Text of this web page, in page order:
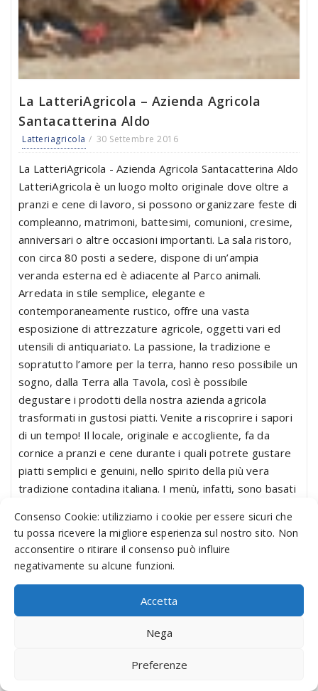
Consenso Cookie: utilizziamo i cookie per essere sicuri che
tu possa ricevere la migliore esperienza sul nostro sito. Non
acconsentire o ritirare il consenso può influire
negativamente su alcune funzioni.
Accetta
Nega
Preferenze
La LatteriAgricola – Azienda Agricola
Santacatterina Aldo
Latteriagricola 30 Settembre 2016
La LatteriAgricola - Azienda Agricola Santacatterina Aldo
LatteriAgricola è un luogo molto originale dove oltre a
pranzi e cene di lavoro, si possono organizzare feste di
compleanno, matrimoni, battesimi, comunioni, cresime,
anniversari o altre occasioni importanti. La sala ristoro,
con circa 80 posti a sedere, dispone di un’ampia
veranda esterna ed è adiacente al Parco animali.
Arredata in stile semplice, elegante e
contemporaneamente rustico, offre una vasta
esposizione di attrezzature agricole, oggetti vari ed
utensili di antiquariato. La passione, la tradizione e
sopratutto l’amore per la terra, hanno reso possibile un
sogno, dalla Terra alla Tavola, così è possibile
degustare i prodotti della nostra azienda agricola
trasformati in gustosi piatti. Venite a riscoprire i sapori
di un tempo! Il locale, originale e accogliente, fa da
cornice a pranzi e cene durante i quali potrete gustare
piatti semplici e genuini, nello spirito della più vera
tradizione contadina italiana. I menù, infatti, sono basati
da produzioni controllate a marchio DOP o IGP. I nostri
salumi, affettati al momento, un'ampia varietà di
formaggi freschi e stagionati prodotti dal nostro
caseificio e le ottime grigliate di carne ... sono solo
alcune delle nostre specialità! LatteriAgricola è uno...